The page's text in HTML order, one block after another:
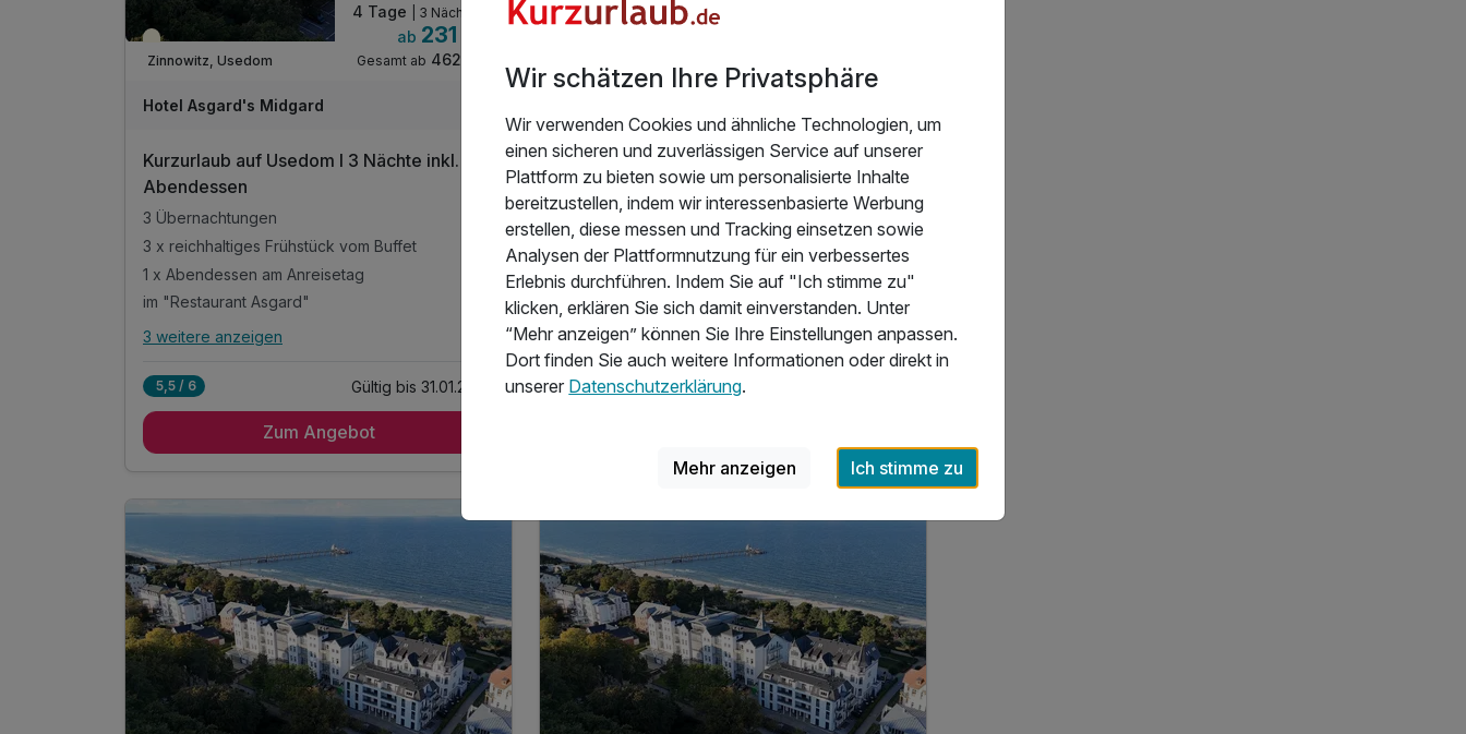
Teilweise ausgelastet
Zinnowitz, Usedom
4 Tage | 3 Nächte
ab 231 €
Gesamt ab 462 €
Hotel Asgard's Midgard
Kurzurlaub auf Usedom I 3 Nächte inkl. 1 x
Abendessen
3 Übernachtungen
3 x reichhaltiges Frühstück vom Buffet
1 x Abendessen am Anreisetag
im "Restaurant Asgard"
Alle Inklusivleistungen
3 x reichhaltiges Frühstück vom Buffet
inkl. Nutzung des Wellnessbereiches
inkl. Nutzung des Tennisplatzes Zinnowitz
inkl. W-LAN Nutzung im Zimmer
3 weitere anzeigen
5,5 / 6 Gültig bis 31.01.2027
Zum Angebot
Kurzurlaub auf Usedom I 4 Nächte inkl. 1 x
Abendessen
4 Übernachtungen
4 x reichhaltiges Frühstück vom Buffet
1 x Abendessen am Anreisetag
im "Restaurant Asgard"
Alle Inklusivleistungen
1 x Abendessen am Anreisetag
inkl. Nutzung des Wellnessbereiches
inkl. Nutzung des Tennisplatzes Zinnowitz
inkl. W-LAN Nutzung im Zimmer
3 weitere anzeigen
5,5 / 6
Wir schätzen Ihre Privatsphäre
Wir verwenden Cookies und ähnliche Technologien, um
einen sicheren und zuverlässigen Service auf unserer
Plattform zu bieten sowie um personalisierte Inhalte
bereitzustellen, indem wir interessenbasierte Werbung
erstellen, diese messen und Tracking einsetzen sowie
Analysen der Plattformnutzung für ein verbessertes
Erlebnis durchführen. Indem Sie auf "Ich stimme zu"
klicken, erklären Sie sich damit einverstanden. Unter
“Mehr anzeigen” können Sie Ihre Einstellungen anpassen.
Dort finden Sie auch weitere Informationen oder direkt in
unserer Datenschutzerklärung.
Mehr anzeigen Ich stimme zu